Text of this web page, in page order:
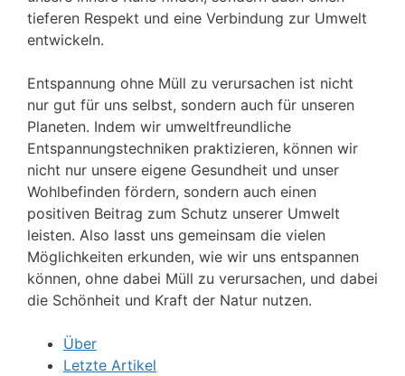
tieferen Respekt und eine Verbindung zur Umwelt
entwickeln.
Entspannung ohne Müll zu verursachen ist nicht
nur gut für uns selbst, sondern auch für unseren
Planeten. Indem wir umweltfreundliche
Entspannungstechniken praktizieren, können wir
nicht nur unsere eigene Gesundheit und unser
Wohlbefinden fördern, sondern auch einen
positiven Beitrag zum Schutz unserer Umwelt
leisten. Also lasst uns gemeinsam die vielen
Möglichkeiten erkunden, wie wir uns entspannen
können, ohne dabei Müll zu verursachen, und dabei
die Schönheit und Kraft der Natur nutzen.
Über
Letzte Artikel